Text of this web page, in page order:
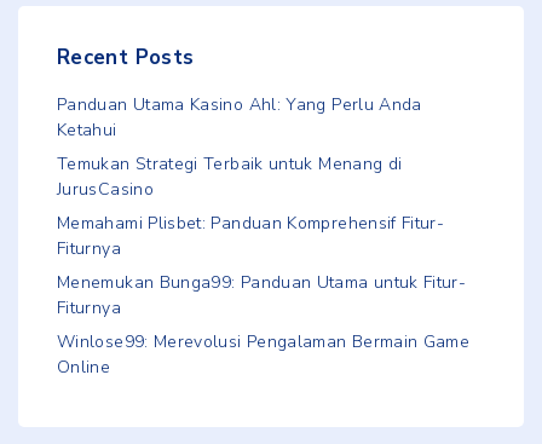
Recent Posts
Panduan Utama Kasino Ahl: Yang Perlu Anda
Ketahui
Temukan Strategi Terbaik untuk Menang di
JurusCasino
Memahami Plisbet: Panduan Komprehensif Fitur-
Fiturnya
Menemukan Bunga99: Panduan Utama untuk Fitur-
Fiturnya
Winlose99: Merevolusi Pengalaman Bermain Game
Online